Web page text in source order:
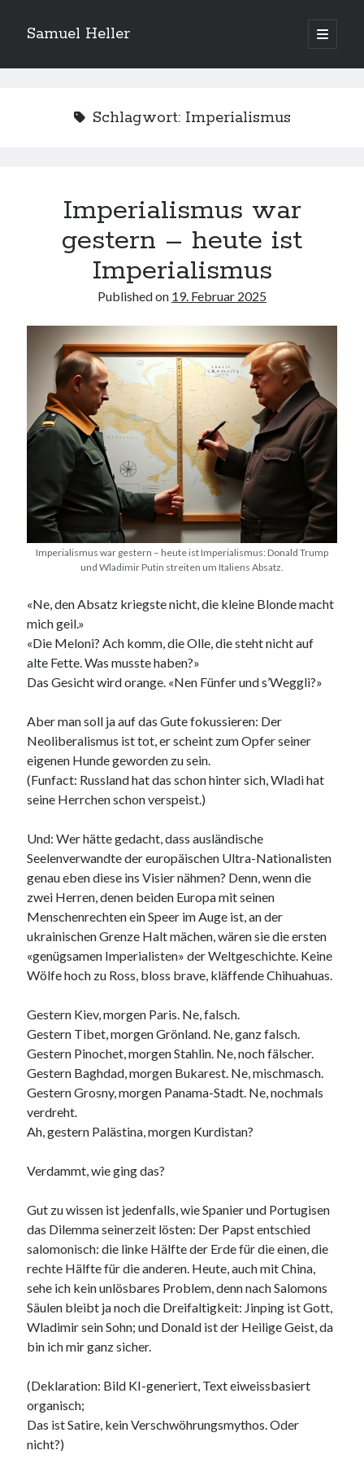
Samuel Heller
open
primary
Sidebar
Suchen
My shared links
Pro Natura
PublicEye
Meta
Anmelden
Kommentar-Feed
WordPress.org
Schlagwort: Imperialismus
Imperialismus war
gestern – heute ist
Imperialismus
Published on 19. Februar 2025
Imperialismus war gestern – heute ist Imperialismus: Donald Trump
und Wladimir Putin streiten um Italiens Absatz.
«Ne, den Absatz kriegste nicht, die kleine Blonde macht
mich geil.»
«Die Meloni? Ach komm, die Olle, die steht nicht auf
alte Fette. Was musste haben?»
Das Gesicht wird orange. «Nen Fünfer und s’Weggli?»
Aber man soll ja auf das Gute fokussieren: Der
Neoliberalismus ist tot, er scheint zum Opfer seiner
eigenen Hunde geworden zu sein.
(Funfact: Russland hat das schon hinter sich, Wladi hat
seine Herrchen schon verspeist.)
Und: Wer hätte gedacht, dass ausländische
Seelenverwandte der europäischen Ultra-Nationalisten
genau eben diese ins Visier nähmen? Denn, wenn die
zwei Herren, denen beiden Europa mit seinen
Menschenrechten ein Speer im Auge ist, an der
ukrainischen Grenze Halt mächen, wären sie die ersten
«genügsamen Imperialisten» der Weltgeschichte. Keine
Wölfe hoch zu Ross, bloss brave, kläffende Chihuahuas.
Gestern Kiev, morgen Paris. Ne, falsch.
Gestern Tibet, morgen Grönland. Ne, ganz falsch.
Gestern Pinochet, morgen Stahlin. Ne, noch fälscher.
Gestern Baghdad, morgen Bukarest. Ne, mischmasch.
Gestern Grosny, morgen Panama-Stadt. Ne, nochmals
verdreht.
Ah, gestern Palästina, morgen Kurdistan?
Verdammt, wie ging das?
Gut zu wissen ist jedenfalls, wie Spanier und Portugisen
das Dilemma seinerzeit lösten: Der Papst entschied
salomonisch: die linke Hälfte der Erde für die einen, die
rechte Hälfte für die anderen. Heute, auch mit China,
sehe ich kein unlösbares Problem, denn nach Salomons
Säulen bleibt ja noch die Dreifaltigkeit: Jinping ist Gott,
Wladimir sein Sohn; und Donald ist der Heilige Geist, da
bin ich mir ganz sicher.
(Deklaration: Bild KI-generiert, Text eiweissbasiert
organisch;
Das ist Satire, kein Verschwöhrungsmythos. Oder
nicht?)